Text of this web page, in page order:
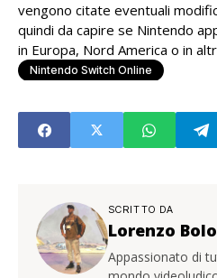
vengono citate eventuali
quindi da capire se Nintendo
in Europa, Nord America o in
Nintendo Switch Online
SCRITTO DA
Lorenzo
Appassionato di